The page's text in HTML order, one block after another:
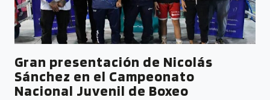
Gran presentación de Nicolás
Sánchez en el Campeonato
Nacional Juvenil de Boxeo